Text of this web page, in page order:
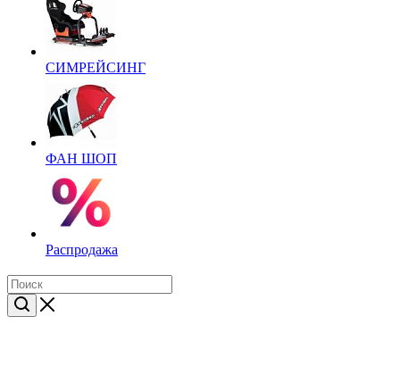
СИМРЕЙСИНГ
ФАН ШОП
Распродажа